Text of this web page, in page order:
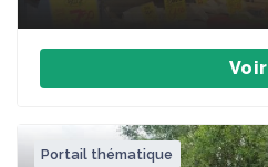
Voir
Portail thématique